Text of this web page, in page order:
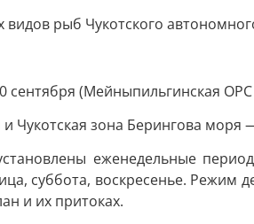
рыб Чукотского
сентября (Мейныпильгинская
Чукотская зона Берингова моря
еженедельные
суббота, воскресенье. Режим
и их притоках.